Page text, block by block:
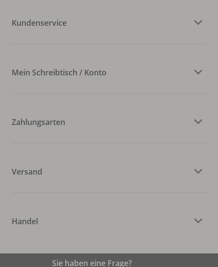
Kundenservice
Mein Schreibtisch / Konto
Zahlungsarten
Versand
Handel
Sie haben eine Frage?